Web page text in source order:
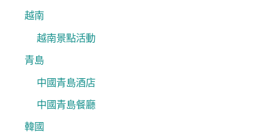
越南
越南景點活動
青島
中國青島酒店
中國青島餐廳
韓國